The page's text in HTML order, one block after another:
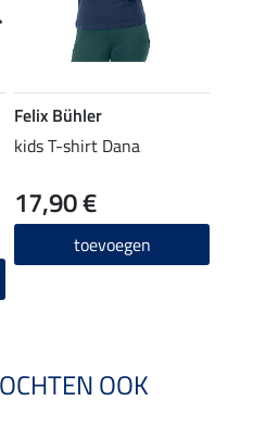
Felix Bühler
kids T-shirt Dana
17,90 €
toevoegen
OOK